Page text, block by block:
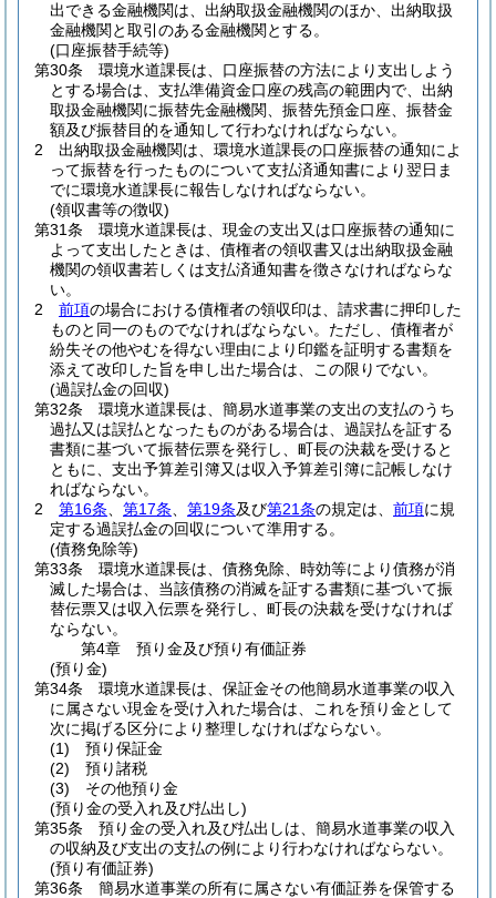
出できる金融機関は、出納取扱金融機関のほか、出納取扱
金融機関と取引のある金融機関とする。
(口座振替手続等)
第30条
環境水道課長は、口座振替の方法により支出しよう
とする場合は、支払準備資金口座の残高の範囲内で、出納
取扱金融機関に振替先金融機関、振替先預金口座、振替金
額及び振替目的を通知して行わなければならない。
2
出納取扱金融機関は、環境水道課長の口座振替の通知によ
って振替を行ったものについて支払済通知書により翌日ま
でに環境水道課長に報告しなければならない。
(領収書等の徴収)
第31条
環境水道課長は、現金の支出又は口座振替の通知に
よって支出したときは、債権者の領収書又は出納取扱金融
機関の領収書若しくは支払済通知書を徴さなければならな
い。
2
前項の場合における債権者の領収印は、請求書に押印した
ものと同一のものでなければならない。 ただし、債権者が
紛失その他やむを得ない理由により印鑑を証明する書類を
添えて改印した旨を申し出た場合は、この限りでない。
(過誤払金の回収)
第32条
環境水道課長は、簡易水道事業の支出の支払のうち
過払又は誤払となったものがある場合は、過誤払を証する
書類に基づいて振替伝票を発行し、町長の決裁を受けると
ともに、支出予算差引簿又は収入予算差引簿に記帳しなけ
ればならない。
2
第16条 第17条 第19条及び第21条の規定は、 前項に規
定する過誤払金の回収について準用する。
(債務免除等)
第33条
環境水道課長は、債務免除、時効等により債務が消
滅した場合は、当該債務の消滅を証する書類に基づいて振
替伝票又は収入伝票を発行し、町長の決裁を受けなければ
ならない。
第4章
預り金及び預り有価証券
(預り金)
第34条
環境水道課長は、保証金その他簡易水道事業の収入
に属さない現金を受け入れた場合は、これを預り金として
次に掲げる区分により整理しなければならない。
(1)
預り保証金
(2)
預り諸税
(3)
その他預り金
(預り金の受入れ及び払出し)
第35条
預り金の受入れ及び払出しは、簡易水道事業の収入
の収納及び支出の支払の例により行わなければならない。
(預り有価証券)
第36条
簡易水道事業の所有に属さない有価証券を保管する